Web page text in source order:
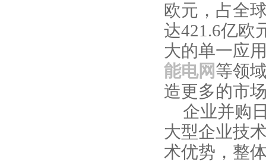
欧元，占全
达421.6亿欧
大的单一应
能电网等领
造更多的市
企业并购
大型企业技
术优势，整